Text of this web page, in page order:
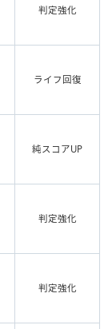
判定強化
ライフ回復
純スコアUP
判定強化
判定強化